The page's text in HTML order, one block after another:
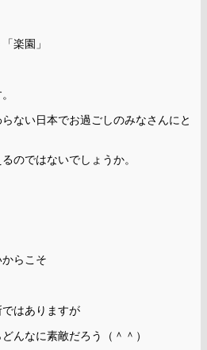
楽園」
ない日本でお過ごしのみなさんにと
のではないでしょうか。
らこそ
はありますが
んなに素敵だろう（＾＾）